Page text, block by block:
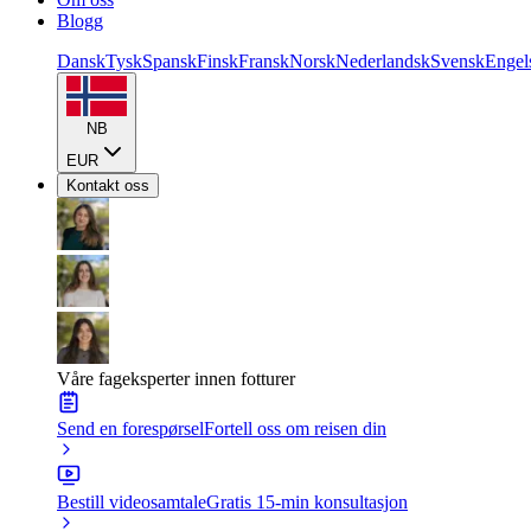
Blogg
DanskTyskSpanskFinskFranskNorskNederlandskSvensk
NB
EUR
Kontakt oss
Våre fageksperter innen fotturer
Send en forespørselFortell oss om reisen din
Bestill videosamtaleGratis 15-min konsultasjon